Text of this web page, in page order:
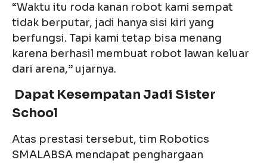
“Waktu itu roda kanan robot kami sempat
tidak berputar, jadi hanya sisi kiri yang
berfungsi. Tapi kami tetap bisa menang
karena berhasil membuat robot lawan keluar
dari arena,” ujarnya.
Dapat Kesempatan Jadi Sister
School
Atas prestasi tersebut, tim Robotics
SMALABSA mendapat penghargaan